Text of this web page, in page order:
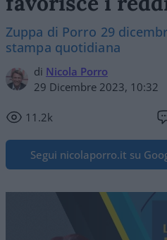
Zuppa di Porro 29
stampa quotidiana
di Nicola Porro
29 Dicembre 2023, 10:32
11.2k
Segui nicolaporro.it su